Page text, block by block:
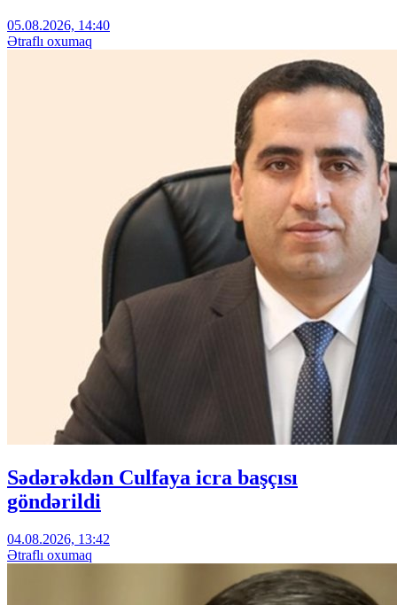
05.08.2026, 14:40
Ətraflı oxumaq
Sədərəkdən Culfaya icra başçısı
göndərildi
04.08.2026, 13:42
Ətraflı oxumaq